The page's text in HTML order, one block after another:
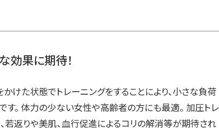
効果に期待！
けた状態でトレーニングをすることにより、小さな負荷
。 体力の少ない女性や高齢者の方にも最適。 加圧トレ
若返りや美肌、血行促進によるコリの解消等が期待され